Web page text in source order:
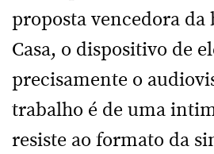
proposta vencedora da
Casa, o dispositivo de
precisamente o
trabalho é de uma
resiste ao formato da